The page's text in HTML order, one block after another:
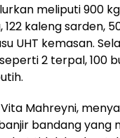
meliputi 900
122 kaleng sarden,
UHT kemasan.
2 terpal, 100
Mahreyni,
bandang yang